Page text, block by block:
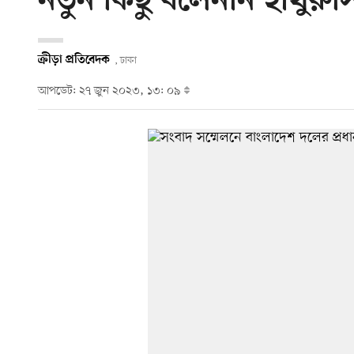
ক্রীড়া প্রতিবেদক , ঢাকা
আপডেট: ২৭ জুন ২০২৩, ১৩: ০৯